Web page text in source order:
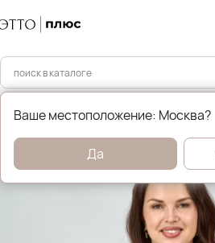
Главная Джемперы, свитера и кардиганы
Ваше местоположение: Москва?
Да